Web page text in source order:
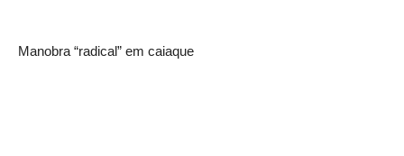
Manobra “radical” em caiaque